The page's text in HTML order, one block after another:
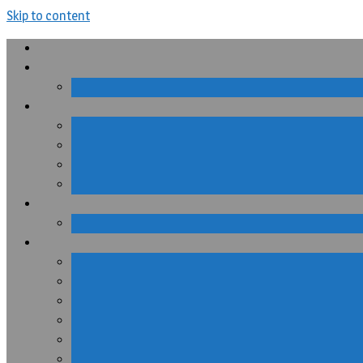
Skip to content